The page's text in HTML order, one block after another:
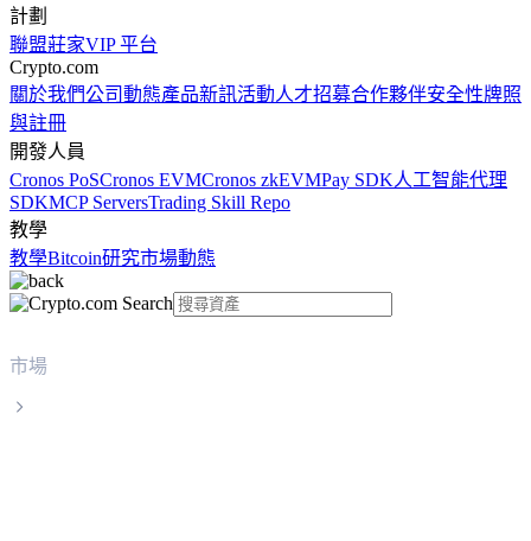
計劃
聯盟莊家VIP 平台
Crypto.com
關於我們公司動態產品新訊活動人才招募合作夥伴安全性牌照
與註冊
開發人員
Cronos PoSCronos EVMCronos zkEVMPay SDK人工智能代理
SDKMCP ServersTrading Skill Repo
教學
教學Bitcoin研究市場動態
市場